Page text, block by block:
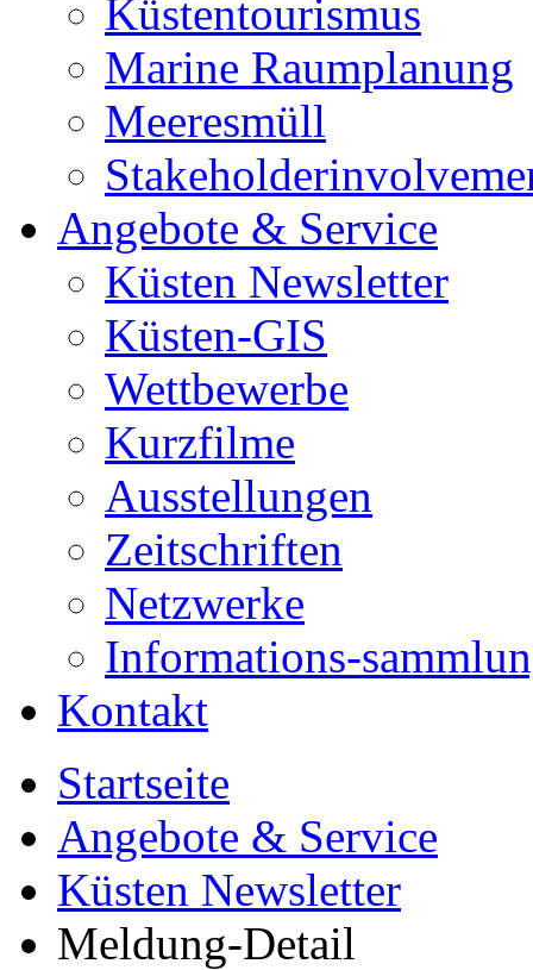
Küstentourismus
Marine Raumplanung
Meeresmüll
Angebote & Service
Küsten Newsletter
Küsten-GIS
Wettbewerbe
Kurzfilme
Ausstellungen
Zeitschriften
Netzwerke
Informations-
Kontakt
Startseite
Angebote & Service
Küsten Newsletter
Meldung-Detail